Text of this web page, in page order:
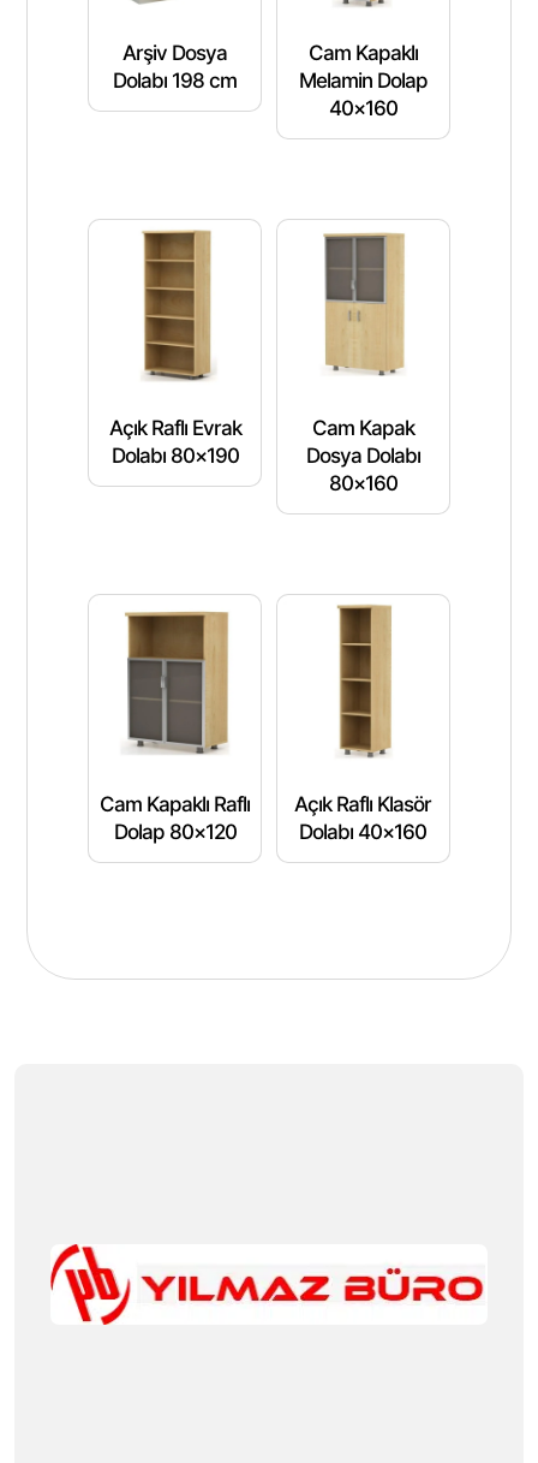
Arşiv Dosya
Dolabı 198 cm
Cam Kapaklı
Melamin Dolap
40×160
Açık Raflı Evrak
Dolabı 80×190
Cam Kapak
Dosya Dolabı
80×160
Cam Kapaklı Raflı
Dolap 80×120
Açık Raflı Klasör
Dolabı 40×160